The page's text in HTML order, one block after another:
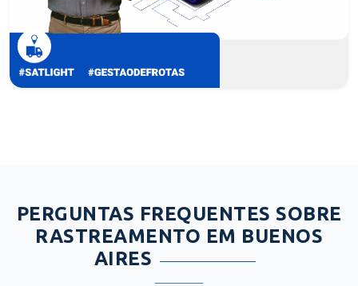
PERGUNTAS FREQUENTES SOBRE
RASTREAMENTO EM BUENOS
AIRES